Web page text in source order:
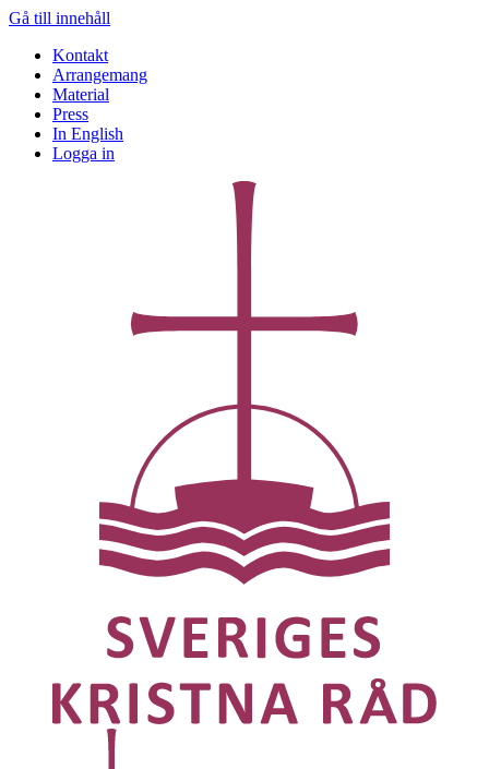
Gå till innehåll
Kontakt
Arrangemang
Material
Press
In English
Logga in